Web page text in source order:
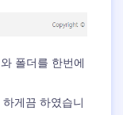
폴더를 한번에
게끔 하였습니